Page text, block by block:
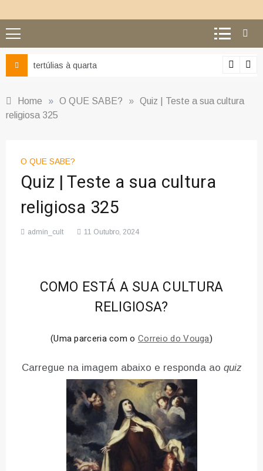
tertúlias à quarta
Home » O QUE SABE? » Quiz | Teste a sua cultura
religiosa 325
O QUE SABE?
Quiz | Teste a sua cultura
religiosa 325
admin_cult 11 Outubro, 2024
COMO ESTÁ A SUA CULTURA
RELIGIOSA?
(Uma parceria com o Correio do Vouga)
Carregue na imagem abaixo e responda ao quiz